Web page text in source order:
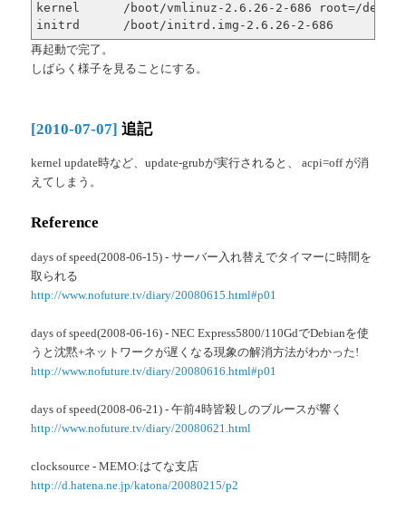
kernel      /boot/vmlinuz-2.6.26-2-686 root=/dev/
initrd      /boot/initrd.img-2.6.26-2-686
再起動で完了。
しばらく様子を見ることにする。
[2010-07-07] 追記
kernel update時など、update-grubが実行されると、 acpi=off が消
えてしまう。
Reference
days of speed(2008-06-15) - サーバー入れ替えでタイマーに時間を
取られる
http://www.nofuture.tv/diary/20080615.html#p01
days of speed(2008-06-16) - NEC Express5800/110GdでDebianを使
うと沈黙+ネットワークが遅くなる現象の解消方法がわかった!
http://www.nofuture.tv/diary/20080616.html#p01
days of speed(2008-06-21) - 午前4時皆殺しのブルースが響く
http://www.nofuture.tv/diary/20080621.html
clocksource - MEMO:はてな支店
http://d.hatena.ne.jp/katona/20080215/p2